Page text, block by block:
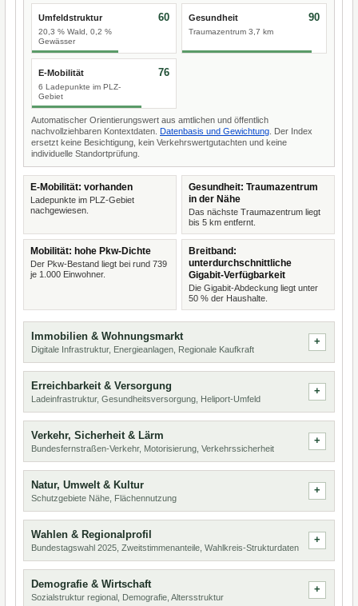
Umfeldstruktur
20,3 % Wald, 0,2 %
Gewässer
60 Gesundheit
Traumazentrum 3,7 km
90
E-Mobilität
6 Ladepunkte im PLZ-
Gebiet
76
Automatischer Orientierungswert aus amtlichen und öffentlich
nachvollziehbaren Kontextdaten. Datenbasis und Gewichtung . Der Index
ersetzt keine Besichtigung, kein Verkehrswertgutachten und keine
individuelle Standortprüfung.
E-Mobilität: vorhanden
Ladepunkte im PLZ-Gebiet
nachgewiesen.
Gesundheit: Traumazentrum
in der Nähe
Das nächste Traumazentrum liegt
bis 5 km entfernt.
Mobilität: hohe Pkw-Dichte
Der Pkw-Bestand liegt bei rund 739
je 1.000 Einwohner.
Breitband:
unterdurchschnittliche
Gigabit-Verfügbarkeit
Die Gigabit-Abdeckung liegt unter
50 % der Haushalte.
Immobilien & Wohnungsmarkt
Digitale Infrastruktur, Energieanlagen, Regionale Kaufkraft
Erreichbarkeit & Versorgung
Ladeinfrastruktur, Gesundheitsversorgung, Heliport-Umfeld
Verkehr, Sicherheit & Lärm
Bundesfernstraßen-Verkehr, Motorisierung, Verkehrssicherheit
Natur, Umwelt & Kultur
Schutzgebiete Nähe, Flächennutzung
Wahlen & Regionalprofil
Bundestagswahl 2025, Zweitstimmenanteile, Wahlkreis-Strukturdaten
Demografie & Wirtschaft
Sozialstruktur regional, Demografie, Altersstruktur